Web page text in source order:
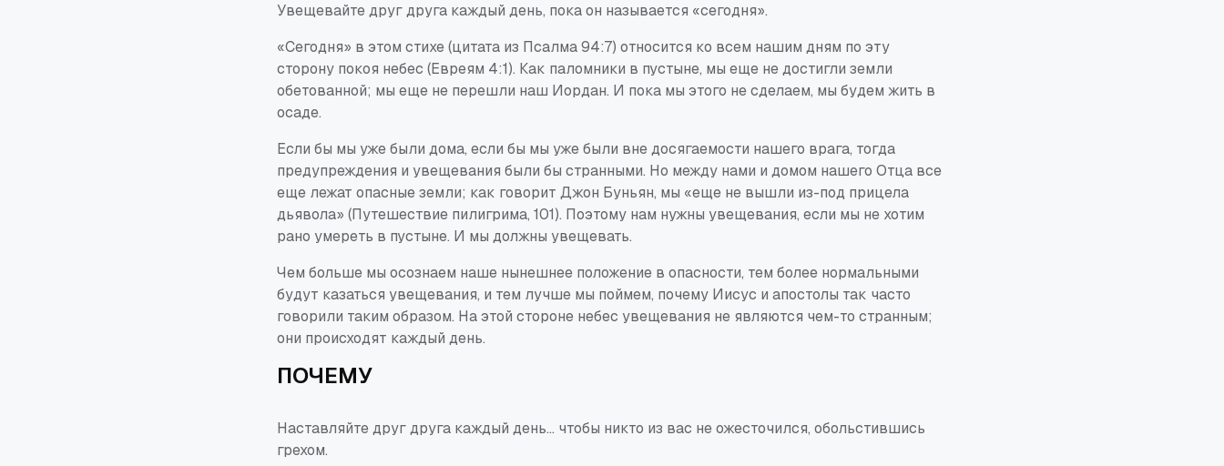
Увещевайте друг друга каждый день, пока он называется «сегодня».
«Сегодня» в этом стихе (цитата из Псалма 94:7) относится ко всем нашим дням по эту
сторону покоя небес (Евреям 4:1). Как паломники в пустыне, мы еще не достигли земли
обетованной; мы еще не перешли наш Иордан. И пока мы этого не сделаем, мы будем жить в
осаде.
Если бы мы уже были дома, если бы мы уже были вне досягаемости нашего врага, тогда
предупреждения и увещевания были бы странными. Но между нами и домом нашего Отца все
еще лежат опасные земли; как говорит Джон Буньян, мы «еще не вышли из-под прицела
дьявола» (Путешествие пилигрима, 101). Поэтому нам нужны увещевания, если мы не хотим
рано умереть в пустыне. И мы должны увещевать.
Чем больше мы осознаем наше нынешнее положение в опасности, тем более нормальными
будут казаться увещевания, и тем лучше мы поймем, почему Иисус и апостолы так часто
говорили таким образом. На этой стороне небес увещевания не являются чем-то странным;
они происходят каждый день.
ПОЧЕМУ
Наставляйте друг друга каждый день... чтобы никто из вас не ожесточился, обольстившись
грехом.